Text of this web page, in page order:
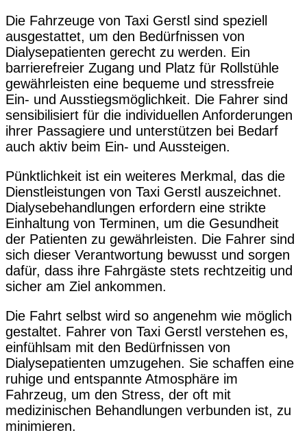
Die Fahrzeuge von Taxi Gerstl sind speziell
ausgestattet, um den Bedürfnissen von
Dialysepatienten gerecht zu werden. Ein
barrierefreier Zugang und Platz für Rollstühle
gewährleisten eine bequeme und stressfreie
Ein- und Ausstiegsmöglichkeit. Die Fahrer sind
sensibilisiert für die individuellen Anforderungen
ihrer Passagiere und unterstützen bei Bedarf
auch aktiv beim Ein- und Aussteigen.
Pünktlichkeit ist ein weiteres Merkmal, das die
Dienstleistungen von Taxi Gerstl auszeichnet.
Dialysebehandlungen erfordern eine strikte
Einhaltung von Terminen, um die Gesundheit
der Patienten zu gewährleisten. Die Fahrer sind
sich dieser Verantwortung bewusst und sorgen
dafür, dass ihre Fahrgäste stets rechtzeitig und
sicher am Ziel ankommen.
Die Fahrt selbst wird so angenehm wie möglich
gestaltet. Fahrer von Taxi Gerstl verstehen es,
einfühlsam mit den Bedürfnissen von
Dialysepatienten umzugehen. Sie schaffen eine
ruhige und entspannte Atmosphäre im
Fahrzeug, um den Stress, der oft mit
medizinischen Behandlungen verbunden ist, zu
minimieren.